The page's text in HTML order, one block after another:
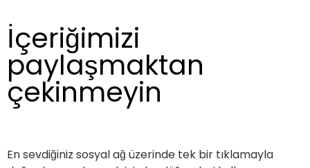
İçeriğimizi
paylaşmaktan
çekinmeyin
En sevdiğiniz sosyal ağ üzerinde tek bir tıklamayla